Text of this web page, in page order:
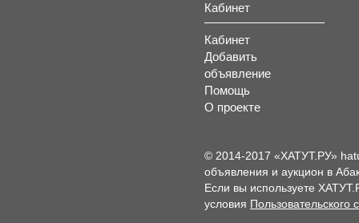
Кабинет
Кабинет
Добавить
объявление
Помощь
О проекте
© 2014-2017 «ХАТУТ.РУ»
объявления и аукцион в
Если вы используете
условия Пользовательского